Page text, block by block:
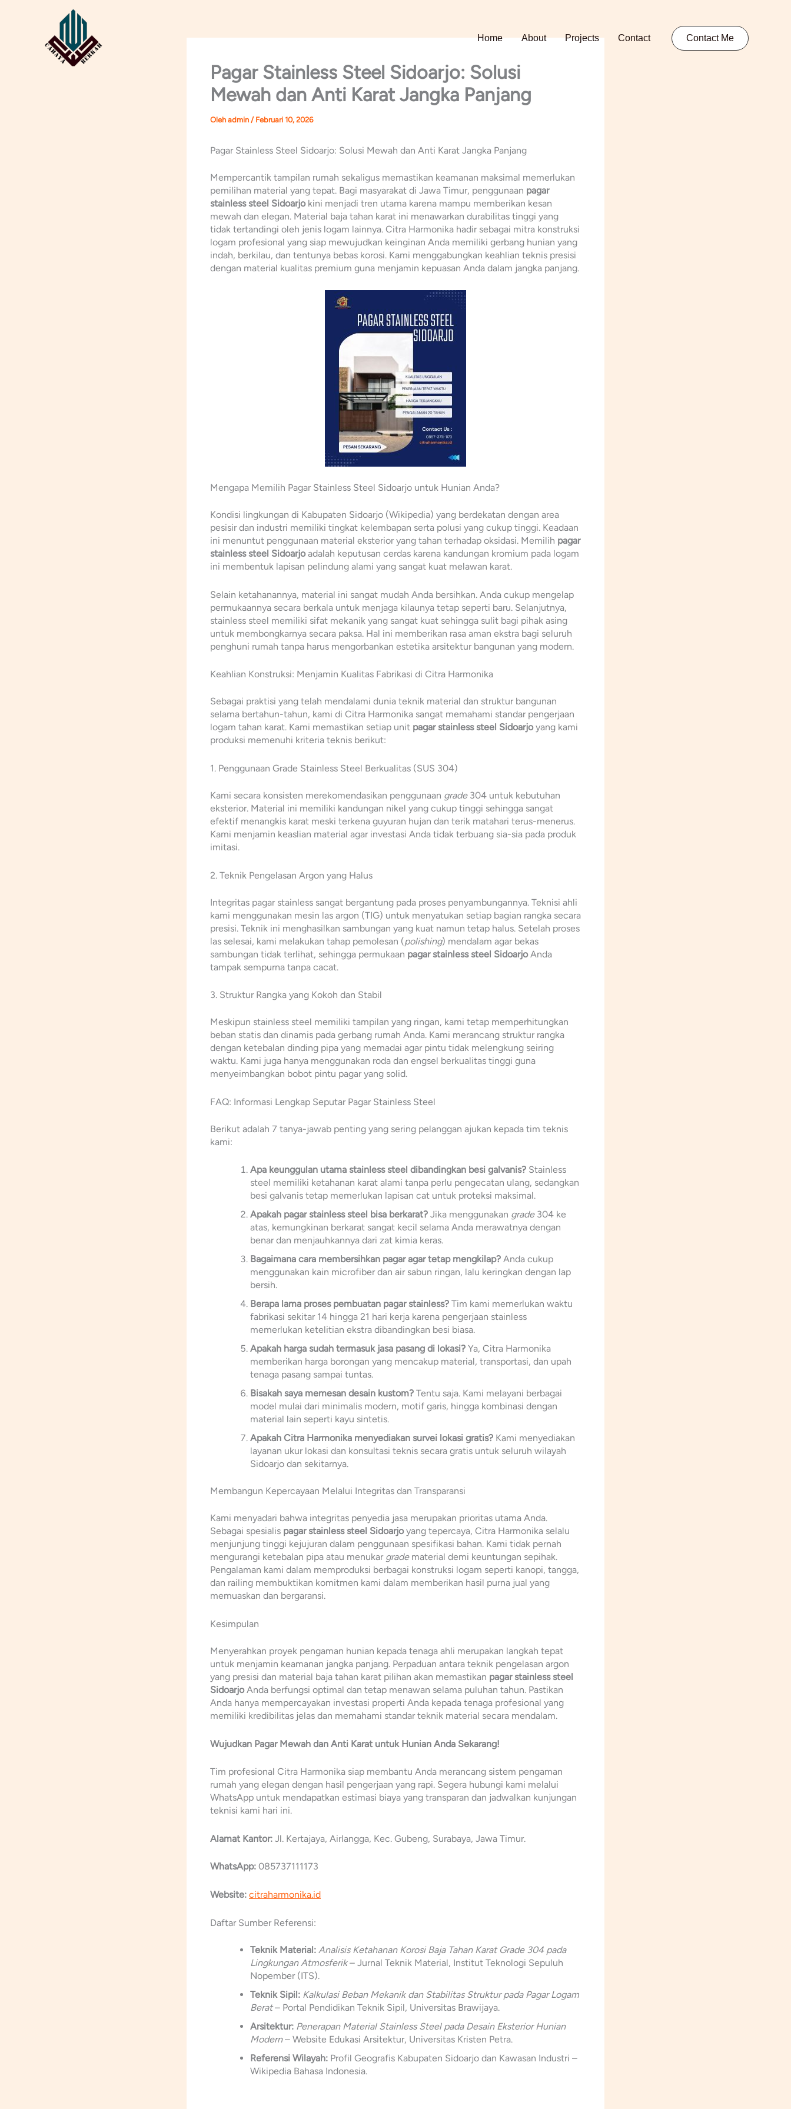
Home About Projects Contact Contact Me
Pagar Stainless Steel Sidoarjo: Solusi
Mewah dan Anti Karat Jangka Panjang
Oleh admin / Februari 10, 2026
Pagar Stainless Steel Sidoarjo: Solusi Mewah dan Anti Karat Jangka Panjang
Mempercantik tampilan rumah sekaligus memastikan keamanan maksimal memerlukan
pemilihan material yang tepat. Bagi masyarakat di Jawa Timur, penggunaan pagar
stainless steel Sidoarjokini menjadi tren utama karena mampu memberikan kesan
mewah dan elegan. Material baja tahan karat ini menawarkan durabilitas tinggi yang
tidak tertandingi oleh jenis logam lainnya. Citra Harmonika hadir sebagai mitra konstruksi
logam profesional yang siap mewujudkan keinginan Anda memiliki gerbang hunian yang
indah, berkilau, dan tentunya bebas korosi. Kami menggabungkan keahlian teknis presisi
dengan material kualitas premium guna menjamin kepuasan Anda dalam jangka panjang.
Mengapa Memilih Pagar Stainless Steel Sidoarjo untuk Hunian Anda?
Kondisi lingkungan di Kabupaten Sidoarjo (Wikipedia) yang berdekatan dengan area
pesisir dan industri memiliki tingkat kelembapan serta polusi yang cukup tinggi. Keadaan
ini menuntut penggunaan material eksterior yang tahan terhadap oksidasi. Memilih pagar
stainless steel Sidoarjoadalah keputusan cerdas karena kandungan kromium pada logam
ini membentuk lapisan pelindung alami yang sangat kuat melawan karat.
Selain ketahanannya, material ini sangat mudah Anda bersihkan. Anda cukup mengelap
permukaannya secara berkala untuk menjaga kilaunya tetap seperti baru. Selanjutnya,
stainless steel memiliki sifat mekanik yang sangat kuat sehingga sulit bagi pihak asing
untuk membongkarnya secara paksa. Hal ini memberikan rasa aman ekstra bagi seluruh
penghuni rumah tanpa harus mengorbankan estetika arsitektur bangunan yang modern.
Keahlian Konstruksi: Menjamin Kualitas Fabrikasi di Citra Harmonika
Sebagai praktisi yang telah mendalami dunia teknik material dan struktur bangunan
selama bertahun-tahun, kami di Citra Harmonika sangat memahami standar pengerjaan
logam tahan karat. Kami memastikan setiap unit pagar stainless steel Sidoarjoyang kami
produksi memenuhi kriteria teknis berikut:
1. Penggunaan Grade Stainless Steel Berkualitas (SUS 304)
Kami secara konsisten merekomendasikan penggunaan grade304 untuk kebutuhan
eksterior. Material ini memiliki kandungan nikel yang cukup tinggi sehingga sangat
efektif menangkis karat meski terkena guyuran hujan dan terik matahari terus-menerus.
Kami menjamin keaslian material agar investasi Anda tidak terbuang sia-sia pada produk
imitasi.
2. Teknik Pengelasan Argon yang Halus
Integritas pagar stainless sangat bergantung pada proses penyambungannya. Teknisi ahli
kami menggunakan mesin las argon (TIG) untuk menyatukan setiap bagian rangka secara
presisi. Teknik ini menghasilkan sambungan yang kuat namun tetap halus. Setelah proses
las selesai, kami melakukan tahap pemolesan (polishing) mendalam agar bekas
sambungan tidak terlihat, sehingga permukaan pagar stainless steel SidoarjoAnda
tampak sempurna tanpa cacat.
3. Struktur Rangka yang Kokoh dan Stabil
Meskipun stainless steel memiliki tampilan yang ringan, kami tetap memperhitungkan
beban statis dan dinamis pada gerbang rumah Anda. Kami merancang struktur rangka
dengan ketebalan dinding pipa yang memadai agar pintu tidak melengkung seiring
waktu. Kami juga hanya menggunakan roda dan engsel berkualitas tinggi guna
menyeimbangkan bobot pintu pagar yang solid.
FAQ: Informasi Lengkap Seputar Pagar Stainless Steel
Berikut adalah 7 tanya-jawab penting yang sering pelanggan ajukan kepada tim teknis
kami:
Apa keunggulan utama stainless steel dibandingkan besi galvanis? Stainless
steel memiliki ketahanan karat alami tanpa perlu pengecatan ulang, sedangkan
besi galvanis tetap memerlukan lapisan cat untuk proteksi maksimal.
Apakah pagar stainless steel bisa berkarat? Jika menggunakan grade304 ke
atas, kemungkinan berkarat sangat kecil selama Anda merawatnya dengan
benar dan menjauhkannya dari zat kimia keras.
Bagaimana cara membersihkan pagar agar tetap mengkilap? Anda cukup
menggunakan kain microfiber dan air sabun ringan, lalu keringkan dengan lap
bersih.
Berapa lama proses pembuatan pagar stainless? Tim kami memerlukan waktu
fabrikasi sekitar 14 hingga 21 hari kerja karena pengerjaan stainless
memerlukan ketelitian ekstra dibandingkan besi biasa.
Apakah harga sudah termasuk jasa pasang di lokasi? Ya, Citra Harmonika
memberikan harga borongan yang mencakup material, transportasi, dan upah
tenaga pasang sampai tuntas.
Bisakah saya memesan desain kustom? Tentu saja. Kami melayani berbagai
model mulai dari minimalis modern, motif garis, hingga kombinasi dengan
material lain seperti kayu sintetis.
Apakah Citra Harmonika menyediakan survei lokasi gratis? Kami menyediakan
layanan ukur lokasi dan konsultasi teknis secara gratis untuk seluruh wilayah
Sidoarjo dan sekitarnya.
Membangun Kepercayaan Melalui Integritas dan Transparansi
Kami menyadari bahwa integritas penyedia jasa merupakan prioritas utama Anda.
Sebagai spesialis pagar stainless steel Sidoarjoyang tepercaya, Citra Harmonika selalu
menjunjung tinggi kejujuran dalam penggunaan spesifikasi bahan. Kami tidak pernah
mengurangi ketebalan pipa atau menukar gradematerial demi keuntungan sepihak.
Pengalaman kami dalam memproduksi berbagai konstruksi logam seperti kanopi, tangga,
dan railing membuktikan komitmen kami dalam memberikan hasil purna jual yang
memuaskan dan bergaransi.
Kesimpulan
Menyerahkan proyek pengaman hunian kepada tenaga ahli merupakan langkah tepat
untuk menjamin keamanan jangka panjang. Perpaduan antara teknik pengelasan argon
yang presisi dan material baja tahan karat pilihan akan memastikan pagar stainless steel
SidoarjoAnda berfungsi optimal dan tetap menawan selama puluhan tahun. Pastikan
Anda hanya mempercayakan investasi properti Anda kepada tenaga profesional yang
memiliki kredibilitas jelas dan memahami standar teknik material secara mendalam.
Wujudkan Pagar Mewah dan Anti Karat untuk Hunian Anda Sekarang!
Tim profesional Citra Harmonika siap membantu Anda merancang sistem pengaman
rumah yang elegan dengan hasil pengerjaan yang rapi. Segera hubungi kami melalui
WhatsApp untuk mendapatkan estimasi biaya yang transparan dan jadwalkan kunjungan
teknisi kami hari ini.
Alamat Kantor: Jl. Kertajaya, Airlangga, Kec. Gubeng, Surabaya, Jawa Timur.
WhatsApp: 085737111173
Website: citraharmonika.id
Daftar Sumber Referensi:
Teknik Material: Analisis Ketahanan Korosi Baja Tahan Karat Grade 304 pada
Lingkungan Atmosferik– Jurnal Teknik Material, Institut Teknologi Sepuluh
Nopember (ITS).
Teknik Sipil: Kalkulasi Beban Mekanik dan Stabilitas Struktur pada Pagar Logam
Berat– Portal Pendidikan Teknik Sipil, Universitas Brawijaya.
Arsitektur: Penerapan Material Stainless Steel pada Desain Eksterior Hunian
Modern– Website Edukasi Arsitektur, Universitas Kristen Petra.
Referensi Wilayah: Profil Geografis Kabupaten Sidoarjo dan Kawasan Industri –
Wikipedia Bahasa Indonesia.